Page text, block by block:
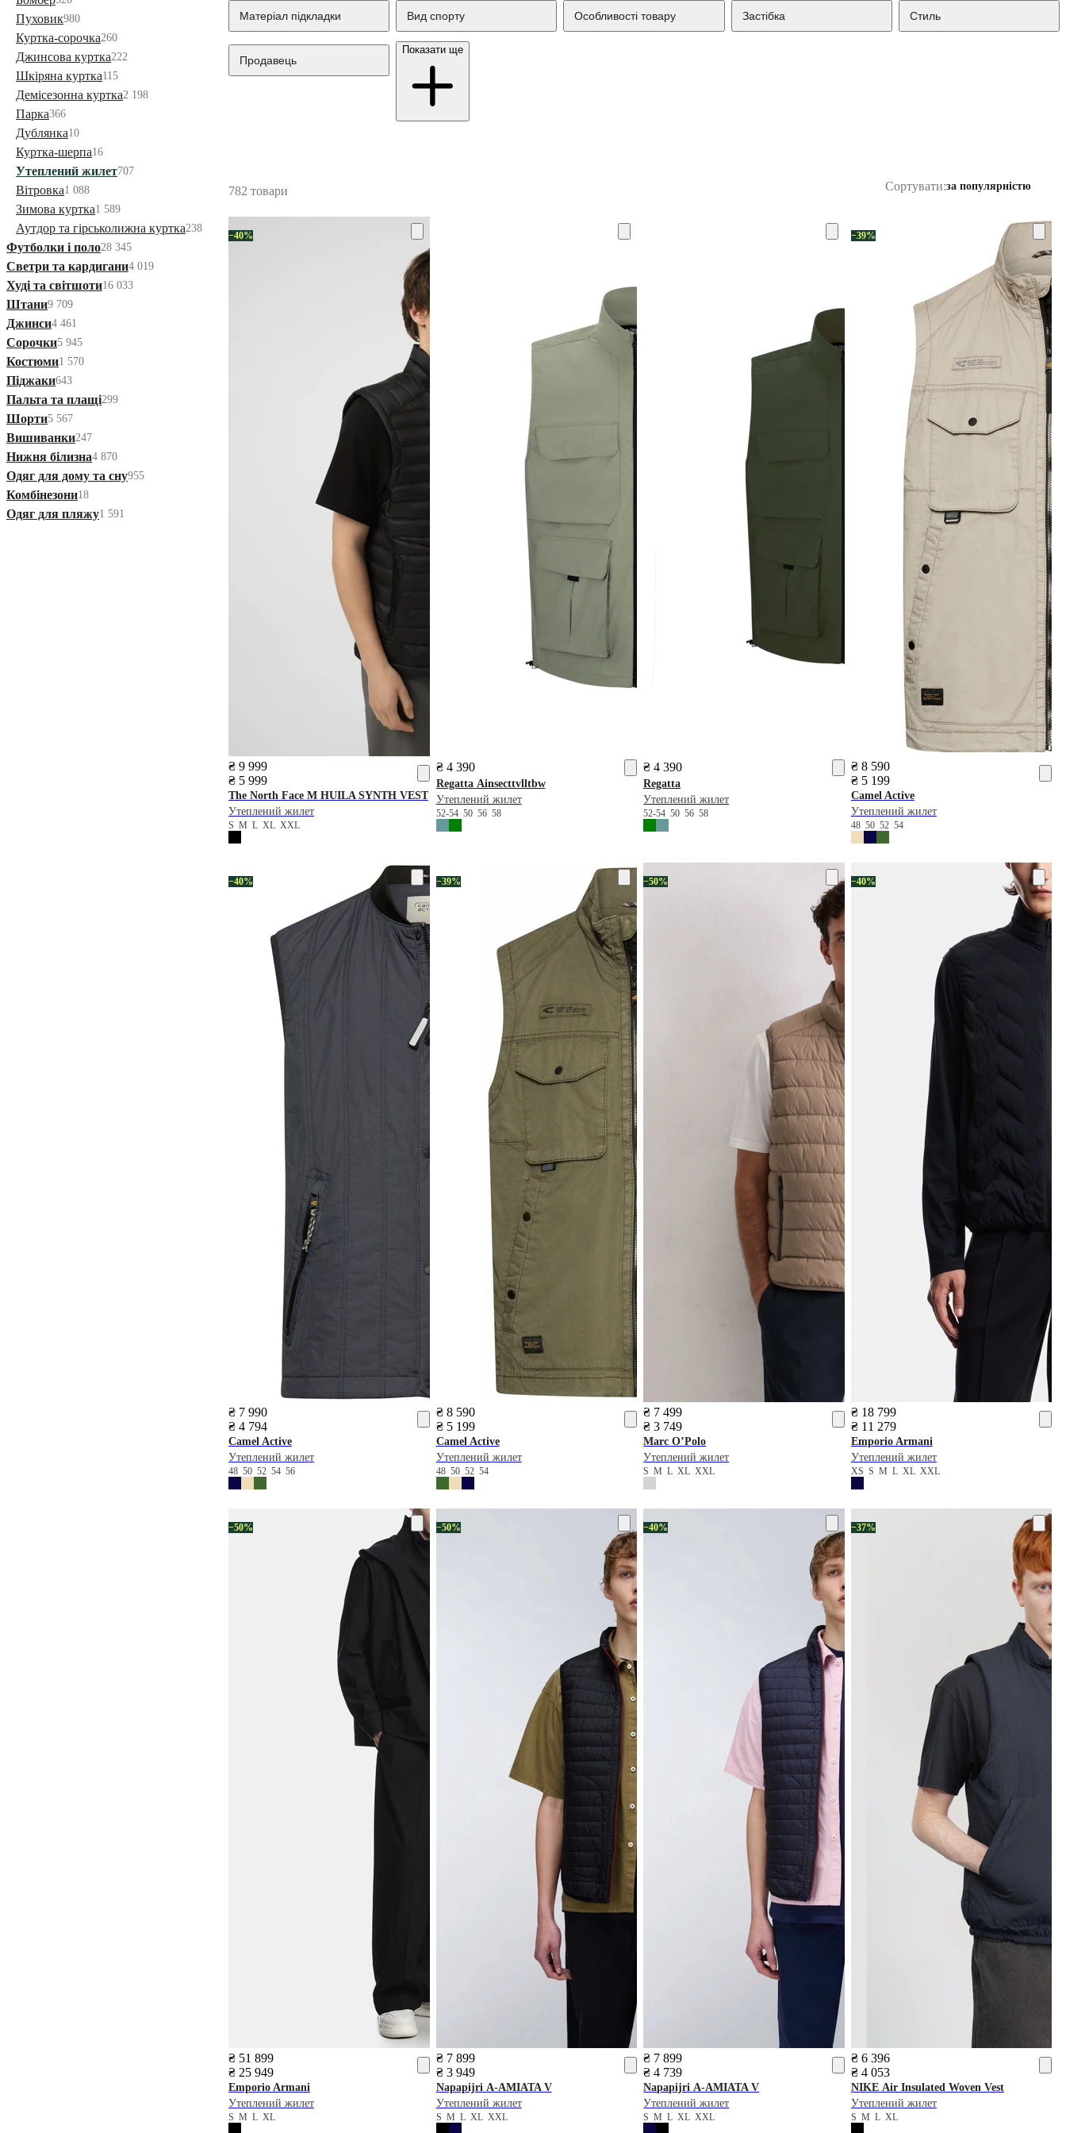
Пуховик980
Куртка-сорочка260
Джинсова куртка222
Шкіряна куртка115
Демісезонна куртка2 198
Парка366
Дублянка10
Куртка-шерпа16
Утеплений жилет707
Вітровка1 088
Зимова куртка1 589
Аутдор та гірськолижна куртка238
Футболки і поло28 345
Светри та кардигани4 019
Худі та світшоти16 033
Штани9 709
Джинси4 461
Сорочки5 945
Костюми1 570
Піджаки643
Пальта та плащі299
Шорти5 567
Вишиванки247
Нижня білизна4 870
Одяг для дому та сну955
Комбінезони18
Одяг для пляжу1 591
Матеріал підкладки Вид спорту Особливості товару Застібка Стиль
Продавець
Показати ще
782 товари Сортувати:за популярністю
−40%
₴ 9 999
₴ 5 999
The North Face M HUILA SYNTH VEST
Утеплений жилет
S M L XL XXL
₴ 4 390
RegattaAinsecttvlltbw
Утеплений жилет
52-54 50 56 58
₴ 4 390
Regatta
Утеплений жилет
52-54505658
−39%
₴ 8 590
₴ 5 199
Camel Active
Утеплений жилет
48 50 52 54
−40%
₴ 7 990
₴ 4 794
Camel Active
Утеплений жилет
48 50 52 54 56
−39%
₴ 8 590
₴ 5 199
Camel Active
Утеплений жилет
48 50 52 54
−50%
₴ 7 499
₴ 3 749
Marc O’Polo
Утеплений жилет
SMLXLXXL
−40%
₴ 18 799
₴ 11 279
Emporio Armani
Утеплений жилет
XS S M L XL XXL
−50%
₴ 51 899
₴ 25 949
Emporio Armani
Утеплений жилет
S M L XL
−50%
₴ 7 899
₴ 3 949
Napapijri A-AMIATA V
Утеплений жилет
S M L XL XXL
−40%
₴ 7 899
₴ 4 739
Napapijri A-AMIATA V
Утеплений жилет
SMLXLXXL
−37%
₴ 6 396
₴ 4 053
NIKEAir Insulated Woven Vest
Утеплений жилет
S M L XL